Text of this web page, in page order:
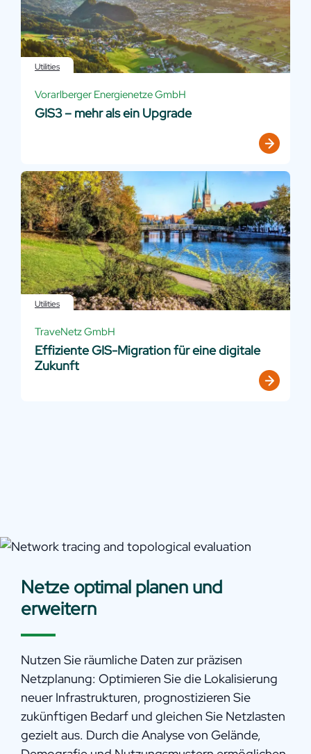
Utilities
Vorarlberger Energienetze GmbH
GIS3 – mehr als ein Upgrade
Utilities
TraveNetz GmbH
Effiziente GIS-Migration für eine digitale
Zukunft
Netze optimal planen und
erweitern
Nutzen Sie räumliche Daten zur präzisen
Netzplanung: Optimieren Sie die Lokalisierung
neuer Infrastrukturen, prognostizieren Sie
zukünftigen Bedarf und gleichen Sie Netzlasten
gezielt aus. Durch die Analyse von Gelände,